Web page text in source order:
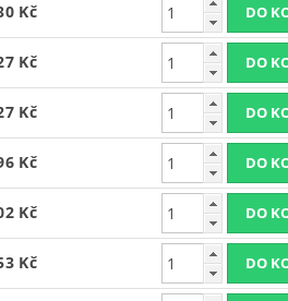
Kč
Kč
Kč
Kč
Kč
Kč